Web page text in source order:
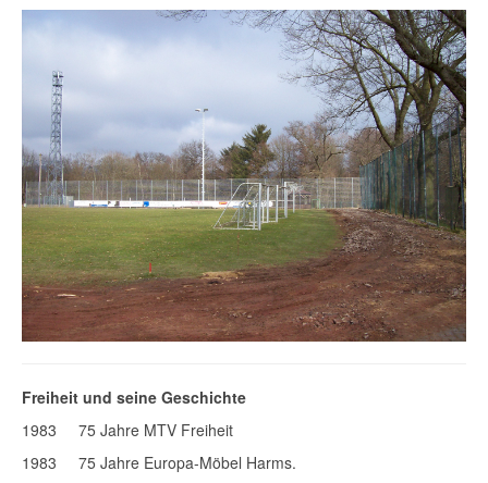
Freiheit und seine Geschichte
1983 75 Jahre MTV Freiheit
1983 75 Jahre Europa-Möbel Harms.